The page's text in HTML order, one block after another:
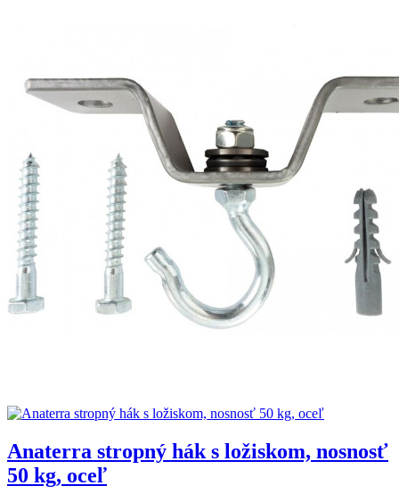
Anaterra stropný hák s ložiskom, nosnosť
50 kg, oceľ